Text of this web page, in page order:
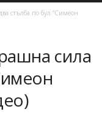
стълба по бул.“Симеон
сила